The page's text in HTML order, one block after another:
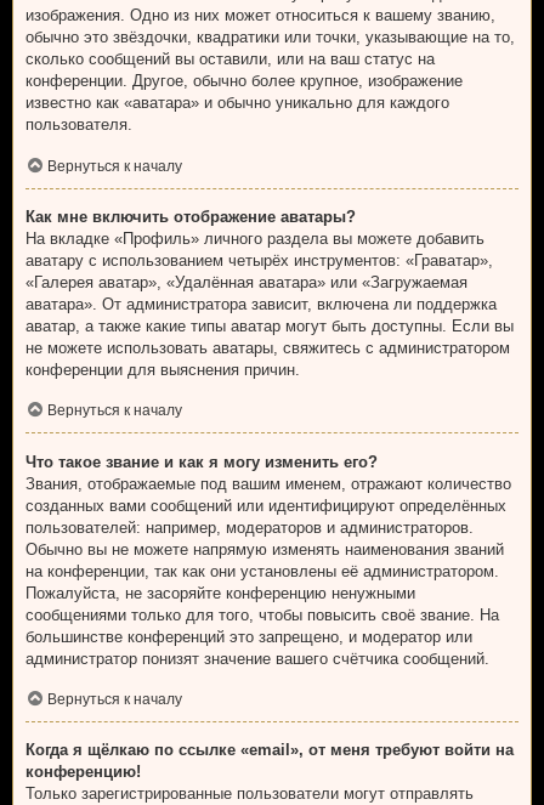
изображения. Одно из них может относиться к вашему званию,
обычно это звёздочки, квадратики или точки, указывающие на то,
сколько сообщений вы оставили, или на ваш статус на
конференции. Другое, обычно более крупное, изображение
известно как «аватара» и обычно уникально для каждого
пользователя.
Вернуться к началу
Как мне включить отображение аватары?
На вкладке «Профиль» личного раздела вы можете добавить
аватару с использованием четырёх инструментов: «Граватар»,
«Галерея аватар», «Удалённая аватара» или «Загружаемая
аватара». От администратора зависит, включена ли поддержка
аватар, а также какие типы аватар могут быть доступны. Если вы
не можете использовать аватары, свяжитесь с администратором
конференции для выяснения причин.
Вернуться к началу
Что такое звание и как я могу изменить его?
Звания, отображаемые под вашим именем, отражают количество
созданных вами сообщений или идентифицируют определённых
пользователей: например, модераторов и администраторов.
Обычно вы не можете напрямую изменять наименования званий
на конференции, так как они установлены её администратором.
Пожалуйста, не засоряйте конференцию ненужными
сообщениями только для того, чтобы повысить своё звание. На
большинстве конференций это запрещено, и модератор или
администратор понизят значение вашего счётчика сообщений.
Вернуться к началу
Когда я щёлкаю по ссылке «email», от меня требуют войти на
конференцию!
Только зарегистрированные пользователи могут отправлять